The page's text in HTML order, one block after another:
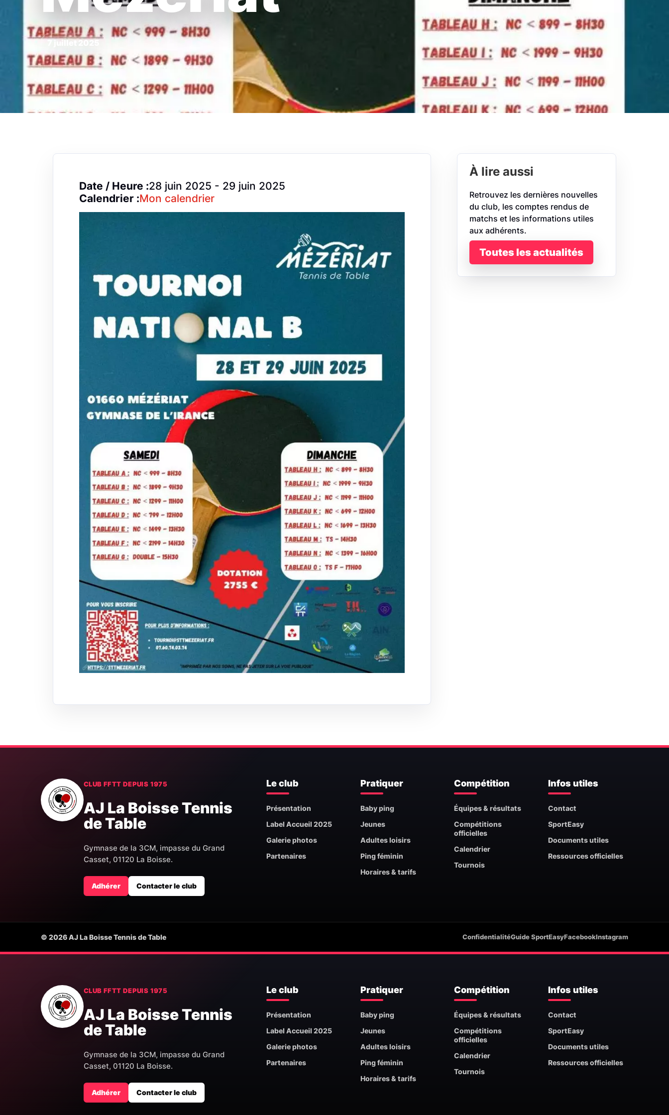
7 juillet 2025
Date / Heure :28 juin 2025 - 29 juin 2025
Calendrier :Mon calendrier
À lire aussi
Retrouvez les dernières nouvelles
du club, les comptes rendus de
matchs et les informations utiles
aux adhérents.
Toutes les actualités
CLUB FFTT DEPUIS 1975
AJ La Boisse Tennis
de Table
Gymnase de la 3CM, impasse du Grand
Casset, 01120 La Boisse.
Adhérer Contacter le club
Le club
Présentation
Label Accueil 2025
Galerie photos
Partenaires
Pratiquer
Baby ping
Jeunes
Adultes loisirs
Ping féminin
Horaires & tarifs
Compétition
Équipes & résultats
Compétitions
officielles
Calendrier
Tournois
Infos utiles
Contact
SportEasy
Documents utiles
Ressources officielles
© 2026 AJ La Boisse Tennis de Table ConfidentialitéGuide SportEasyFacebookInstagram
CLUB FFTT DEPUIS 1975
AJ La Boisse Tennis
de Table
Gymnase de la 3CM, impasse du Grand
Casset, 01120 La Boisse.
Adhérer Contacter le club
Le club
Présentation
Label Accueil 2025
Galerie photos
Partenaires
Pratiquer
Baby ping
Jeunes
Adultes loisirs
Ping féminin
Horaires & tarifs
Compétition
Équipes & résultats
Compétitions
officielles
Calendrier
Tournois
Infos utiles
Contact
SportEasy
Documents utiles
Ressources officielles